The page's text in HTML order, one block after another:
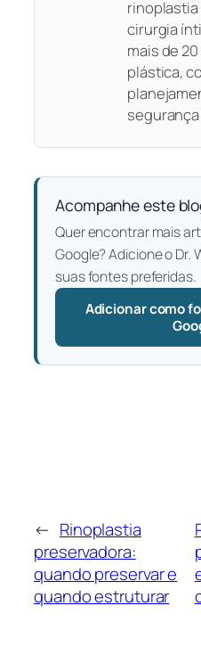
cirurgia
mais de
plástica,
Acompanhe este
Quer encontrar mais
Google? Adicione o Dr.
suas fontes preferidas.
Adicionar como
← Rinoplastia
preservadora:
quando preservar e
quando estruturar